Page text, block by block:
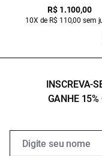
R$ 1.100,00
10X de R$ 110,00 sem
INSCREVA-
GANHE